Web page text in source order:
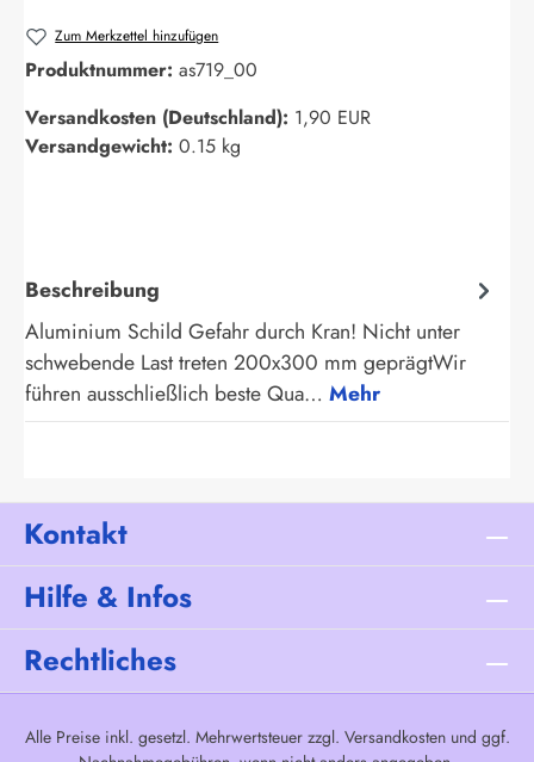
Zum Merkzettel hinzufügen
Produktnummer: as719_00
Versandkosten (Deutschland): 1,90 EUR
Versandgewicht: 0.15 kg
Beschreibung
Aluminium Schild Gefahr durch Kran! Nicht unter
schwebende Last treten 200x300 mm geprägtWir
führen ausschließlich beste Qua… Mehr
Kontakt
Hilfe & Infos
Rechtliches
Alle Preise inkl. gesetzl. Mehrwertsteuer zzgl. Versandkostenund ggf.